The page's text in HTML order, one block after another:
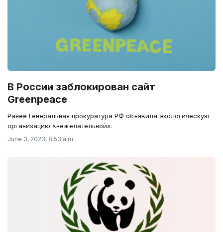
В России заблокирован сайт
Greenpeace
Ранее Генеральная прокуратура РФ объявила экологическую
организацию «нежелательной».
June 3, 2023, 8:53 a.m.